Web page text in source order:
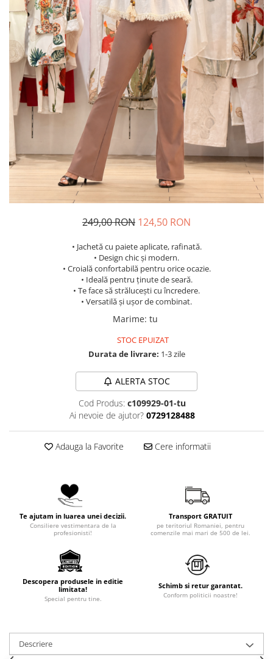
Costume de baie
249,00 RON 124,50 RON
• Jachetă cu paiete aplicate, rafinată.
• Design chic și modern.
• Croială confortabilă pentru orice ocazie.
• Ideală pentru ținute de seară.
• Te face să strălucești cu încredere.
• Versatilă și ușor de combinat.
Marime: tu
STOC EPUIZAT
Durata de livrare: 1-3 zile
ALERTA STOC
Cod Produs: c109929-01-tu
Ai nevoie de ajutor? 0729128488
Adauga la Favorite Cere informatii
Te ajutam in luarea unei decizii.
Consiliere vestimentara de la
profesionisti!
Transport GRATUIT
pe teritoriul Romaniei, pentru
comenzile mai mari de 500 de lei.
Descopera produsele in editie
limitata!
Special pentru tine.
Schimb si retur garantat.
Conform politicii noastre!
Descriere